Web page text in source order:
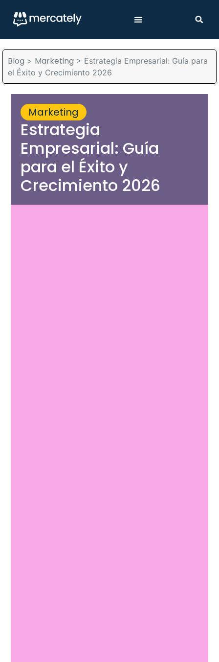
Blog > Marketing > Estrategia Empresarial: Guía para
el Éxito y Crecimiento 2026
Marketing
Estrategia
Empresarial: Guía
para el Éxito y
Crecimiento 2026